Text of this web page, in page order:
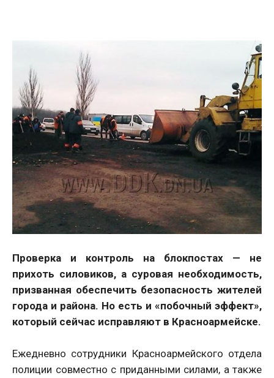
Проверка и контроль на блокпостах — не
прихоть силовиков, а суровая необходимость,
призванная обеспечить безопасность жителей
города и района. Но есть и «побочный эффект»,
который сейчас исправляют в Красноармейске.
Ежедневно сотрудники Красноармейского отдела
полиции совместно с приданными силами, а также